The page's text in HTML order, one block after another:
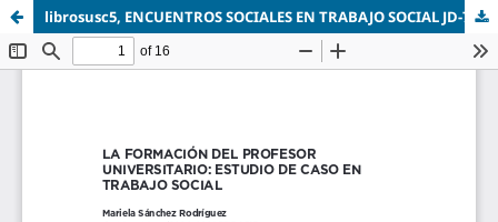
librosusc5, ENCUENTROS SOCIALES EN TRABAJO SOCIAL JD-71-86.pdf